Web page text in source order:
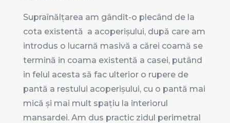
Supraînălțarea am gândit-o plecând de la
cota existentă a acoperișului, după care am
introdus o lucarnă masivă a cărei coamă se
termină in coama existentă a casei, putând
in felul acesta să fac ulterior o rupere de
pantă a restului acoperișului, cu o pantă mai
mică și mai mult spațiu la interiorul
mansardei. Am dus practic zidul perimetral